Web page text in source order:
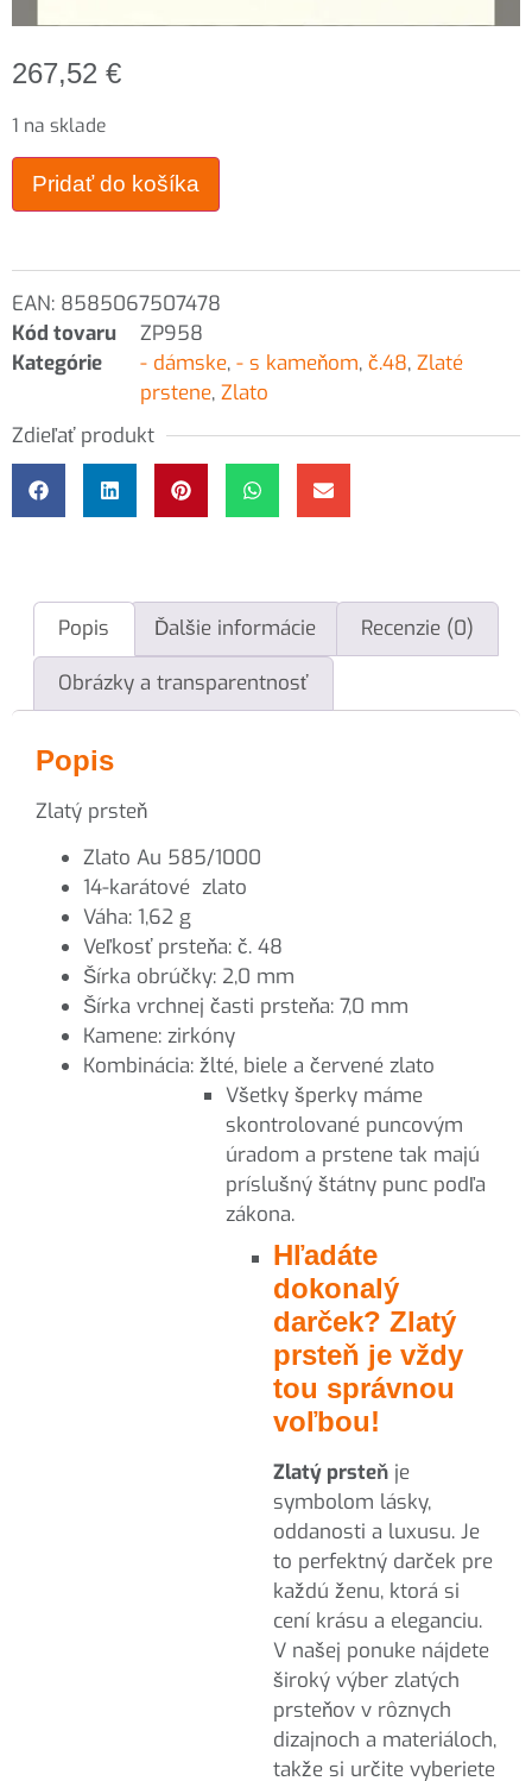
267,52 €
1 na sklade
Pridať do košíka
EAN: 8585067507478
Kód tovaru
ZP958
Kategórie
- dámske, - s kameňom, č.48, Zlaté
prstene, Zlato
Zdieľať produkt
Popis Ďalšie informácie Recenzie (0)
Obrázky a transparentnosť
Popis
Zlatý prsteň
Zlato Au 585/1000
14-karátové zlato
Váha: 1,62 g
Veľkosť prsteňa: č. 48
Šírka obrúčky: 2,0 mm
Šírka vrchnej časti prsteňa: 7,0 mm
Kamene: zirkóny
Kombinácia: žlté, biele a červené zlato
Všetky šperky máme
skontrolované puncovým
úradom a prstene tak majú
príslušný štátny punc podľa
zákona.
Hľadáte
dokonalý
darček? Zlatý
prsteň je vždy
tou správnou
voľbou!
Zlatý prsteň je
symbolom lásky,
oddanosti a luxusu. Je
to perfektný darček pre
každú ženu, ktorá si
cení krásu a eleganciu.
V našej ponuke nájdete
široký výber zlatých
prsteňov v rôznych
dizajnoch a materiáloch,
takže si určite vyberiete